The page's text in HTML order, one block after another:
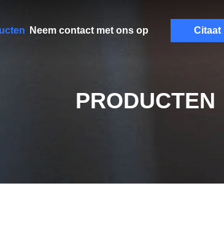
Neem contact met ons op Citaat
PRODUCTEN